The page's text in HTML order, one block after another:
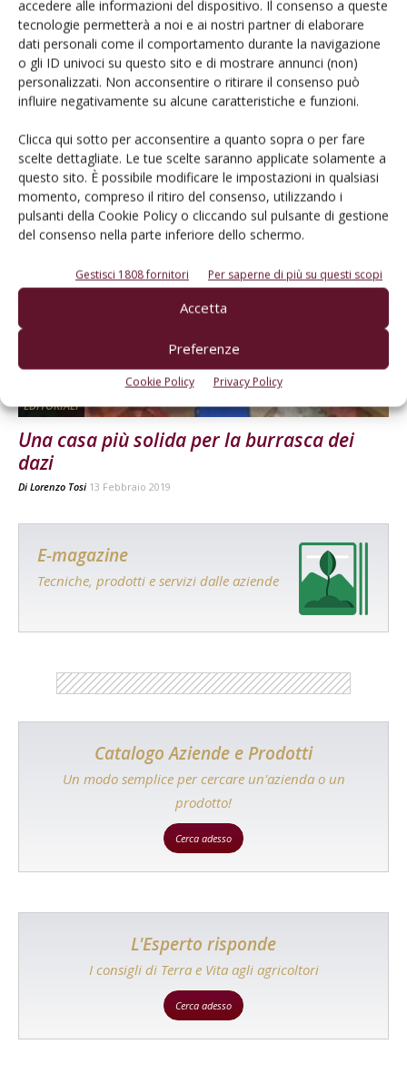
accedere alle informazioni del dispositivo. Il consenso a queste
tecnologie permetterà a noi e ai nostri partner di elaborare
dati personali come il comportamento durante la navigazione
o gli ID univoci su questo sito e di mostrare annunci (non)
personalizzati. Non acconsentire o ritirare il consenso può
influire negativamente su alcune caratteristiche e funzioni.
Clicca qui sotto per acconsentire a quanto sopra o per fare
scelte dettagliate. Le tue scelte saranno applicate solamente a
questo sito. È possibile modificare le impostazioni in qualsiasi
momento, compreso il ritiro del consenso, utilizzando i
pulsanti della Cookie Policy o cliccando sul pulsante di gestione
del consenso nella parte inferiore dello schermo.
Gestisci 1808 fornitori Per saperne di più su questi scopi
Accetta
Preferenze
Cookie Policy Privacy Policy
Un forte no all’ipotesi di un taglio ai fondi
europei per...
DiLorenzo Tosi 19 Febbraio 2019
EDITORIALI
Una casa più solida per la burrasca dei
dazi
Di Lorenzo Tosi 13 Febbraio 2019
E-magazine
Tecniche, prodotti e servizi dalle aziende
Catalogo Aziende e Prodotti
Un modo semplice per cercare un'azienda o un
prodotto!
Cerca adesso
L'Esperto risponde
I consigli di Terra e Vita agli agricoltori
Cerca adesso